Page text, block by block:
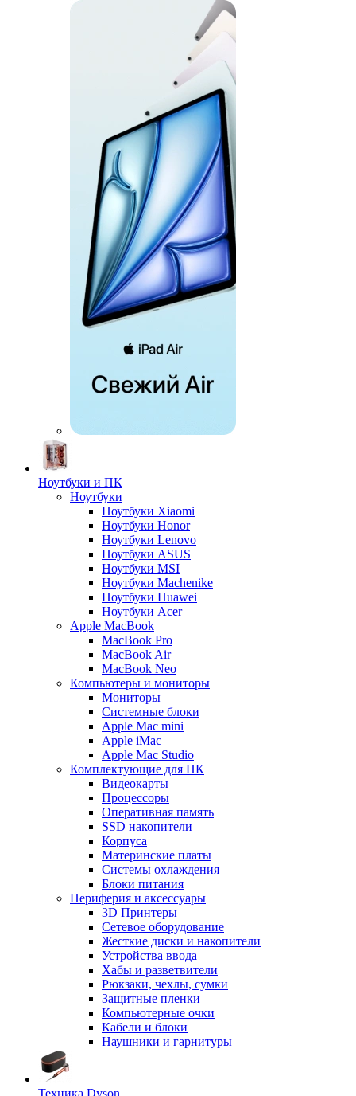
Ноутбуки и ПК
Ноутбуки
Ноутбуки Xiaomi
Ноутбуки Honor
Ноутбуки Lenovo
Ноутбуки ASUS
Ноутбуки MSI
Ноутбуки Machenike
Ноутбуки Huawei
Ноутбуки Acer
Apple MacBook
MacBook Pro
MacBook Air
MacBook Neo
Компьютеры и мониторы
Мониторы
Системные блоки
Apple Mac mini
Apple iMac
Apple Mac Studio
Комплектующие для ПК
Видеокарты
Процессоры
Оперативная память
SSD накопители
Корпуса
Материнские платы
Системы охлаждения
Блоки питания
Периферия и аксессуары
3D Принтеры
Сетевое оборудование
Жесткие диски и накопители
Устройства ввода
Хабы и разветвители
Рюкзаки, чехлы, сумки
Защитные пленки
Компьютерные очки
Кабели и блоки
Наушники и гарнитуры
Техника Dyson